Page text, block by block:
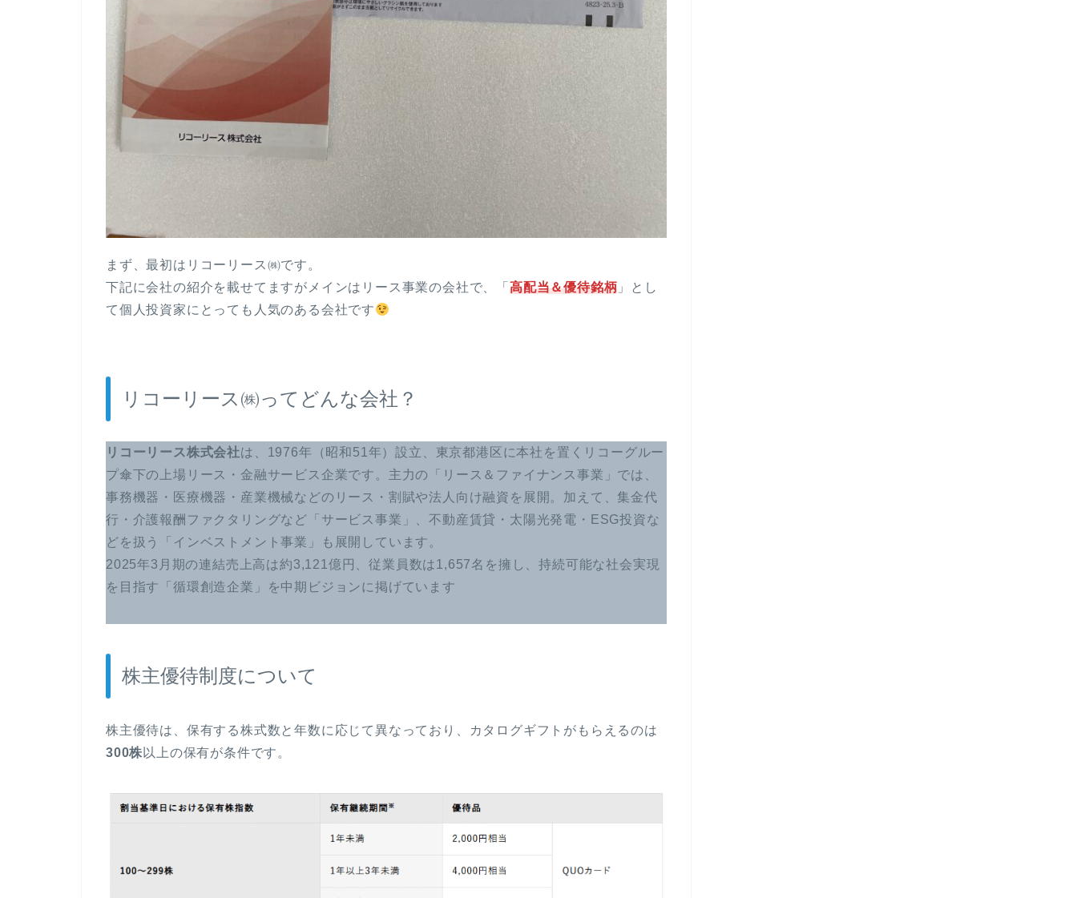
まず、最初はリコーリース㈱です。
下記に会社の紹介を載せてますがメインはリース事業の会社で、「 高配当＆優待銘柄 」とし
て個人投資家にとっても人気のある会社です
リコーリース㈱ってどんな会社？
リコーリース株式会社は、1976年（昭和51年）設立、東京都港区に本社を置くリコーグルー
プ傘下の上場リース・金融サービス企業です。主力の「リース＆ファイナンス事業」では、
事務機器・医療機器・産業機械などのリース・割賦や法人向け融資を展開。加えて、集金代
行・介護報酬ファクタリングなど「サービス事業」、不動産賃貸・太陽光発電・ESG投資な
どを扱う「インベストメント事業」も展開しています。
2025年3月期の連結売上高は約3,121億円、従業員数は1,657名を擁し、持続可能な社会実現
を目指す「循環創造企業」を中期ビジョンに掲げています
株主優待制度について
株主優待は、保有する株式数と年数に応じて異なっており、カタログギフトがもらえるのは
300株 以上の保有が条件です。